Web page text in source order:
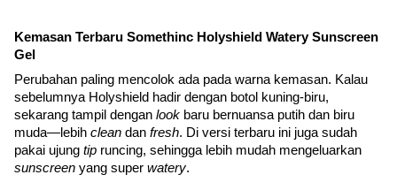
Kemasan Terbaru Somethinc Holyshield Watery Sunscreen
Gel
Perubahan paling mencolok ada pada warna kemasan. Kalau
sebelumnya Holyshield hadir dengan botol kuning-biru,
sekarang tampil dengan look baru bernuansa putih dan biru
muda—lebih clean dan fresh. Di versi terbaru ini juga sudah
pakai ujung tip
sunscreen yang super watery.